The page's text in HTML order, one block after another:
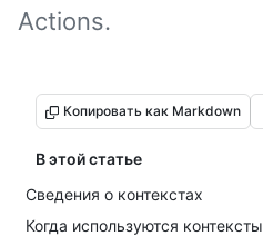
Actions.
Копировать как Markdown
В этой статье
Сведения о контекстах
Когда используются контексты